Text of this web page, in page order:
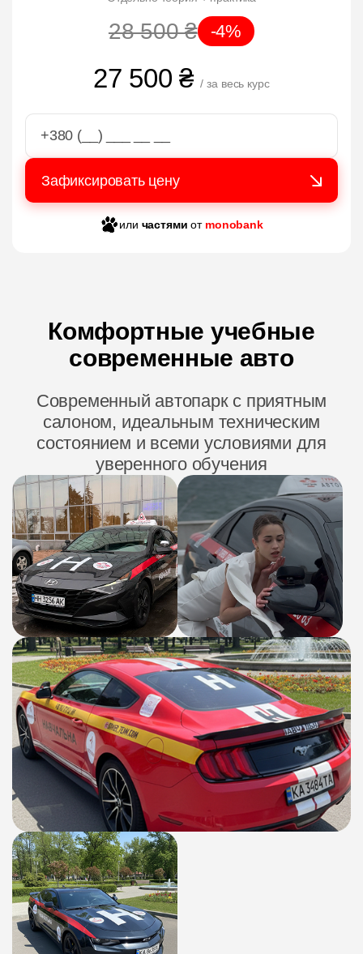
28 500 ₴ -4%
27 500 ₴/ за весь курс
или частями от monobank
Комфортные учебные
современные авто
Современный автопарк с приятным
салоном, идеальным техническим
состоянием и всеми условиями для
уверенного обучения